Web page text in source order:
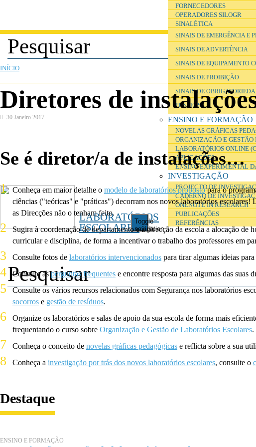
LABORATÓRIOS
ESCOLARES
Toggle
navigation
FORNECEDORES
OPERADORES SILOGR
SINALÉTICA
SINAIS DE EMERGÊNCIA E
SINAIS DE ADVERTÊNCIA
SINAIS DE EQUIPAMENTO
SINAIS DE PROIBIÇÃO
SINAIS DE
POSTERS
ENSINO E FORMAÇÃO
NOVELAS GRÁFICAS
ORGANIZAÇÃO E
LABORATÓRIOS ONLINE
APLICAÇÕES
ENSINO EXPERIMENTAL
INVESTIGAÇÃO
PROJECTO DE
CADERNO DE
ONENOTE IN RESEARCH
PUBLICAÇÕES
REFERÊNCIAS
ESTÁ AQUI
INÍCIO
Diretores de
30 Janeiro 2017
Se é diretor/a de instalações…
Conheça em maior detalhe o modelo de laboratórios propostopara o
ciências ("teóricas" e "práticas") decorram nos novos laboratórios escolares!
as Direcções não o tenham feito.
Sugira à coordenação de departamento e à direcção da escola a alocação
curricular e disciplina, de forma a incentivar o trabalho dos professores em
Consulte fotos de laboratórios intervencionados para tirar algumas ideias para
Consulte asperguntas frequentes e encontre resposta para algumas das suas
Consulte os vários recursos relacionados com Segurança nos laboratórios
socorros e gestão de resíduos.
Organize os laboratórios e salas de apoio da sua escola de forma mais
frequentando o curso sobre Organização e Gestão de Laboratórios Escolares.
Conheça o conceito de novelas gráficas pedagógicas e reflicta sobre a sua
Conheça a investigação por trás dos novos laboratórios escolares, consulte o
Destaque
ENSINO E FORMAÇÃO